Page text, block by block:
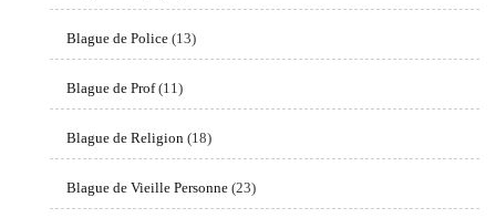
Blague de Police (13)
Blague de Prof(11)
Blague de Religion (18)
Blague de Vieille Personne (23)